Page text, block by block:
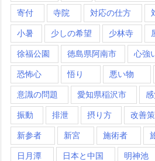
寄付 寺院 対応の仕方
小暑 少しの希望 少林寺
徐福公園 徳島県阿南市 心強
恐怖心 悟り 悪い物
意識の問題 愛知県稲沢市
振動 排泄 摂り方 改善策
新参者 新宮 施術者
日月潭 日本と中国 明神池